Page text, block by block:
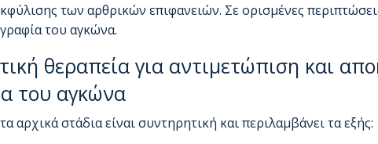
των αρθρικών επιφανειών. Σε ορισμένες
του αγκώνα.
θεραπεία για αντιμετώπιση και
του αγκώνα
αρχικά στάδια είναι συντηρητική και περιλαμβάνει τα εξής: